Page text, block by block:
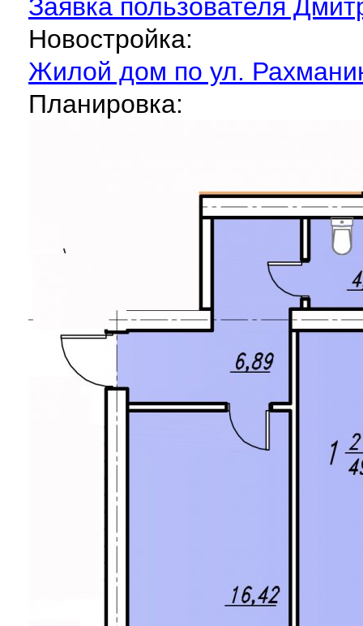
Заявка пользователя
Новостройка:
Жилой дом по ул.
Планировка: